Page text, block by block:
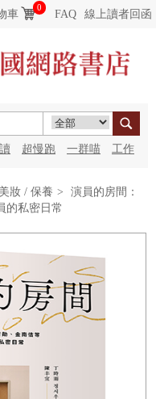
車
0
FAQ 線上讀者回函
超慢跑 一群喵 工作
妝 / 保養 >
演員的房間：
的私密日常